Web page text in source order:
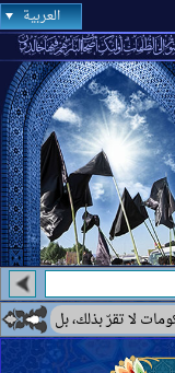
العربية
بل ترى بعضها